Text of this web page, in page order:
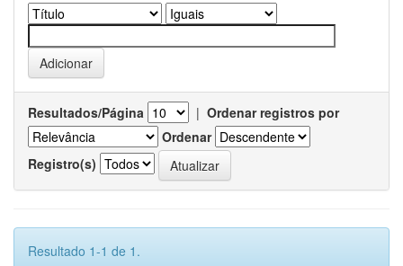
Resultados/Página | Ordenar registros por
Ordenar
Registro(s)
Resultado 1-1 de 1.